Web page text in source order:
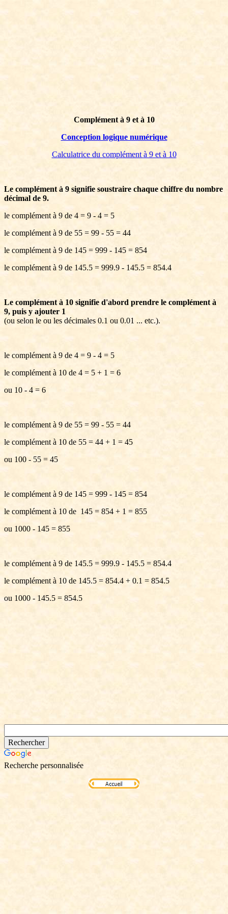
Complément à 9 et à 10
Conception logique numérique
Calculatrice du complément à 9 et à 10
Le complément à 9 signifie soustraire chaque chiffre du nombre
décimal de 9.
le complément à 9 de 4 = 9 - 4 = 5
le complément à 9 de 55 = 99 - 55 = 44
le complément à 9 de 145 = 999 - 145 = 854
le complément à 9 de 145.5 = 999.9 - 145.5 = 854.4
Le complément à 10 signifie d'abord prendre le complément à
9, puis y ajouter 1
(ou selon le ou les décimales 0.1 ou 0.01 ... etc.).
le complément à 9 de 4 = 9 - 4 = 5
le complément à 10 de 4 = 5 + 1 = 6
ou 10 - 4 = 6
le complément à 9 de 55 = 99 - 55 = 44
le complément à 10 de 55 = 44 + 1 = 45
ou 100 - 55 = 45
le complément à 9 de 145 = 999 - 145 = 854
le complément à 10 de 145 = 854 + 1 = 855
ou 1000 - 145 = 855
le complément à 9 de 145.5 = 999.9 - 145.5 = 854.4
le complément à 10 de 145.5 = 854.4 + 0.1 = 854.5
ou 1000 - 145.5 = 854.5
Recherche personnalisée